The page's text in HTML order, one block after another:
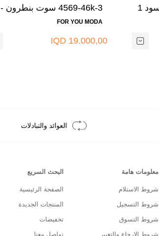
4569-46k-3 سوت بنطرون -
سمائي
FOR YOU MODA
19.000,00 IQD
العوائد والتبادلات
معلومات هامة
شروط الاستلام
شروط التسجيل
شروط التسوق
شروط الارجاع والتغيير
البحث السريع
الصفحة الرئيسية
المنتجات الجديدة
تخفيضات
تواصل معنا